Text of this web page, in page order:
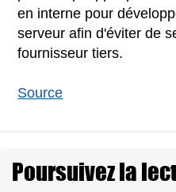
en interne pour
serveur afin d'éviter de
fournisseur tiers.
Source
Poursuivez la